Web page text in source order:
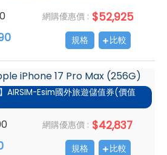
網購優惠價 : $52,925
規格 比較
iPhone 17 Pro Max (256G)
】AIRSIM-Esim國外旅遊儲值券(價值
網購優惠價 : $42,837
規格 比較